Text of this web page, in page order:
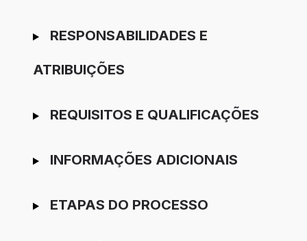
RESPONSABILIDADES E
ATRIBUIÇÕES
REQUISITOS E QUALIFICAÇÕES
INFORMAÇÕES ADICIONAIS
ETAPAS DO PROCESSO